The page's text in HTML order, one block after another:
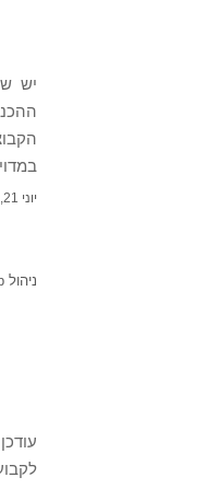
יש
יוני 21, 2026
ניהול Airbnb